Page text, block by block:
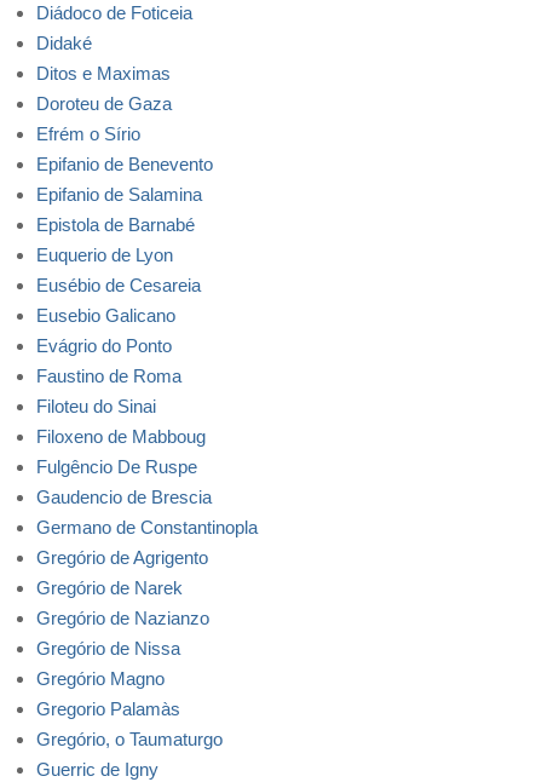
Diádoco de Foticeia
Didaké
Ditos e Maximas
Doroteu de Gaza
Efrém o Sírio
Epifanio de Benevento
Epifanio de Salamina
Epistola de Barnabé
Euquerio de Lyon
Eusébio de Cesareia
Eusebio Galicano
Evágrio do Ponto
Faustino de Roma
Filoteu do Sinai
Filoxeno de Mabboug
Fulgêncio De Ruspe
Gaudencio de Brescia
Germano de Constantinopla
Gregório de Agrigento
Gregório de Narek
Gregório de Nazianzo
Gregório de Nissa
Gregório Magno
Gregorio Palamàs
Gregório, o Taumaturgo
Guerric de Igny